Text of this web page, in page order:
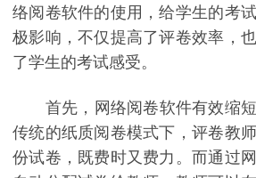
络阅卷软件的使用，给学生的考
极影响，不仅提高了评卷效率，
了学生的考试感受。
首先，网络阅卷软件有效缩短
传统的纸质阅卷模式下，评卷教
份试卷，既费时又费力。而通过